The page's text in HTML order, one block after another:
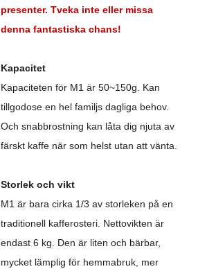
presenter. Tveka inte eller missa
denna fantastiska chans!
Kapacitet
Kapaciteten för M1 är 50~150g. Kan
tillgodose en hel familjs dagliga behov.
Och snabbrostning kan låta dig njuta av
färskt kaffe när som helst utan att vänta.
Storlek och vikt
M1 är bara cirka 1/3 av storleken på en
traditionell kafferosteri. Nettovikten är
endast 6 kg. Den är liten och bärbar,
mycket lämplig för hemmabruk, mer